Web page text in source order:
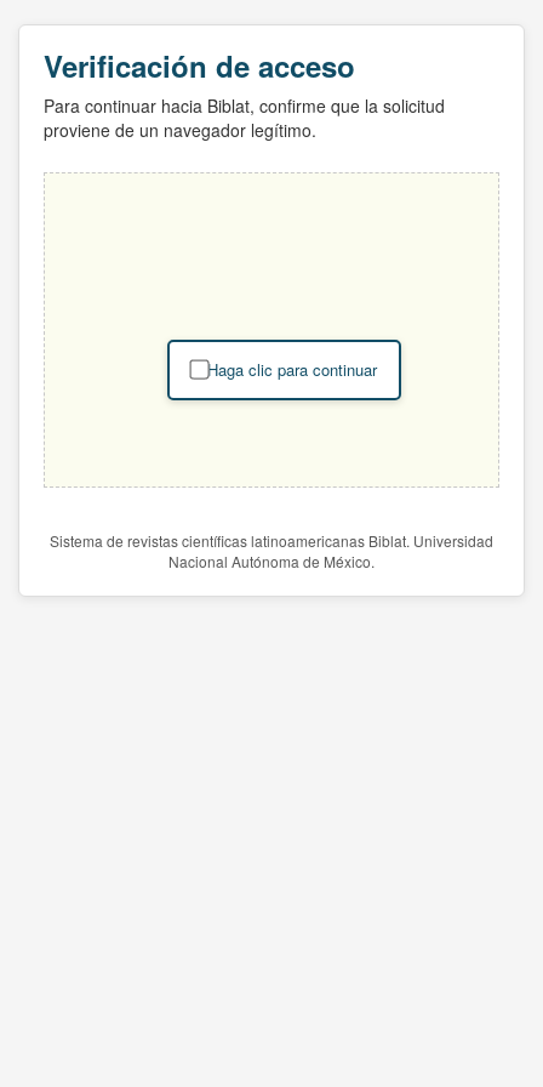
Verificación de acceso
Para continuar hacia Biblat, confirme que la solicitud
proviene de un navegador legítimo.
Haga clic para continuar
Sistema de revistas científicas latinoamericanas Biblat. Universidad
Nacional Autónoma de México.